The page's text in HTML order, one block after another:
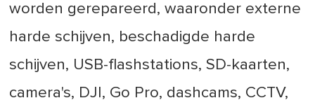
worden gerepareerd, waaronder externe
harde schijven, beschadigde harde
schijven, USB-flashstations, SD-kaarten,
camera's, DJI, Go Pro, dashcams, CCTV,